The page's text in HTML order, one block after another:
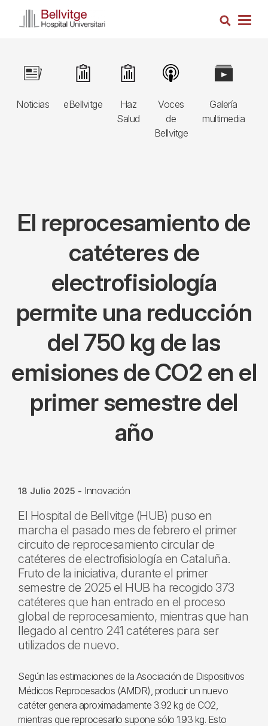
Busca
Navegació
principal
3r
Noticias
Image
eBellvitge
Image
Haz
Salud
Image
Voces
de
Bellvitge
Image
Galería
multimedia
Image
El reprocesamiento de
catéteres de
electrofisiología
permite una reducción
del 750 kg de las
emisiones de CO2 en el
primer semestre del
año
18 Julio 2025 - Innovación
El Hospital de Bellvitge (HUB) puso en
marcha el pasado mes de febrero el primer
circuito de reprocesamiento circular de
catéteres de electrofisiología en Cataluña.
Fruto de la iniciativa, durante el primer
semestre de 2025 el HUB ha recogido 373
catéteres que han entrado en el proceso
global de reprocesamiento, mientras que han
llegado al centro 241 catéteres para ser
utilizados de nuevo.
Según las estimaciones de la Asociación de Dispositivos
Médicos Reprocesados (AMDR), producir un nuevo
catéter genera aproximadamente 3.92 kg de CO2,
mientras que reprocesarlo supone sólo 1.93 kg. Esto